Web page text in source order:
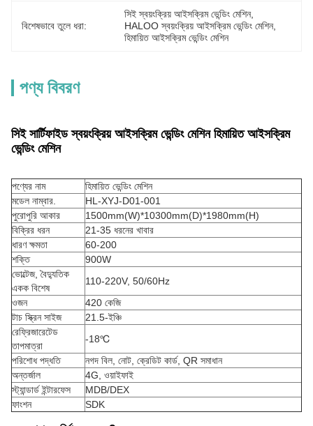
বিশেষভাবে তুলে ধরা:
সিই স্বয়ংক্রিয় আইসক্রিম ভেন্ডিং মেশিন,
HALOO স্বয়ংক্রিয় আইসক্রিম ভেন্ডিং মেশিন,
হিমায়িত আইসক্রিম ভেন্ডিং মেশিন
পণ্য বিবরণ
সিই সার্টিফাইড স্বয়ংক্রিয় আইসক্রিম ভেন্ডিং মেশিন হিমায়িত আইসক্রিম
ভেন্ডিং মেশিন
পণ্যের নাম
হিমায়িত ভেন্ডিং মেশিন
মডেল নাম্বার.
HL-XYJ-D01-001
পুরোপুরি আকার
1500mm(W)*10300mm(D)*1980mm(H)
বিক্রির ধরন
21-35 ধরনের খাবার
ধারণ ক্ষমতা
60-200
শক্তি
900W
ভোল্টেজ, বৈদ্যুতিক
একক বিশেষ
110-220V, 50/60Hz
ওজন
420 কেজি
টাচ স্ক্রিন সাইজ
21.5-ইঞ্চি
রেফ্রিজারেটেড
তাপমাত্রা
-18℃
পরিশোধ পদ্ধতি
নগদ বিল, নোট, ক্রেডিট কার্ড, QR সমাধান
অন্তর্জাল
4G, ওয়াইফাই
স্ট্যান্ডার্ড ইন্টারফেস
MDB/DEX
ফাংশন
SDK